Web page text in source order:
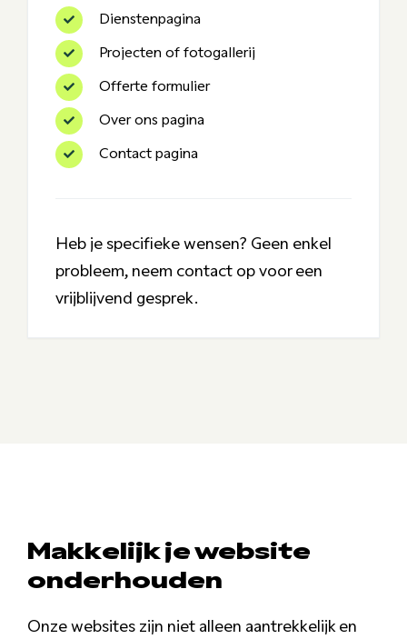
Dienstenpagina
Projecten of fotogallerij
Offerte formulier
Over ons pagina
Contact pagina
Heb je specifieke wensen? Geen enkel
probleem, neem contact op voor een
vrijblijvend gesprek.
Makkelijk je website
onderhouden
Onze websites zijn niet alleen aantrekkelijk en